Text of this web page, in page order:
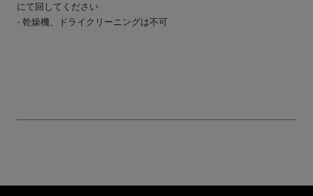
にて回してください
- 乾燥機、ドライクリーニングは不可